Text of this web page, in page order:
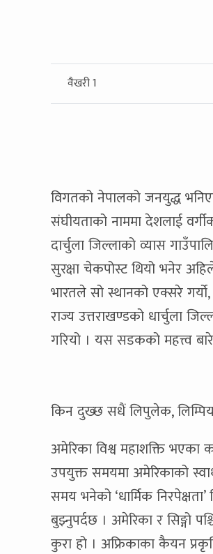
वैखरी 1
विगतको नेपालको जनयुद्ध
संघीयताको नाममा देशलाई
दार्चुला जिल्लाको व्यास
सुरक्षा चेकपोस्ट थियो भनेर
भारतले सो स्थानको एक्सरे
राज्य उत्तराखण्डको धार्चुला
गरियो । यस सडकको महत्त्व
किन दुख्छ सधैं लिपुलेक,
अमेरिका विश्व महाशक्ति भएका
उपयुक्त समयमा अमेरिकाको
समय भनेको ‘धार्मिक
बुझ्नुपर्दछ । अमेरिका र सिङ्गो
कुरा हो । अफ्रिकाका कैयन